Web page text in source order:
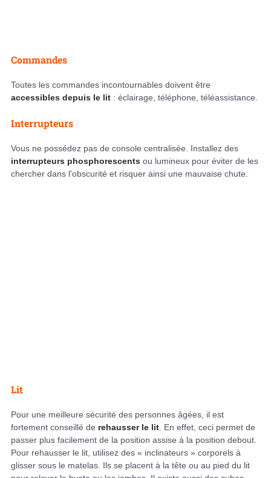
Commandes
Toutes les commandes incontournables doivent être
accessibles depuis le lit : éclairage, téléphone, téléassistance.
Interrupteurs
Vous ne possédez pas de console centralisée. Installez des
interrupteurs phosphorescents ou lumineux pour éviter de les
chercher dans l'obscurité et risquer ainsi une mauvaise chute.
Lit
Pour une meilleure sécurité des personnes âgées, il est
fortement conseillé de rehausser le lit . En effet, ceci permet de
passer plus facilement de la position assise à la position debout.
Pour rehausser le lit, utilisez des « inclinateurs » corporels à
glisser sous le matelas. Ils se placent à la tête ou au pied du lit